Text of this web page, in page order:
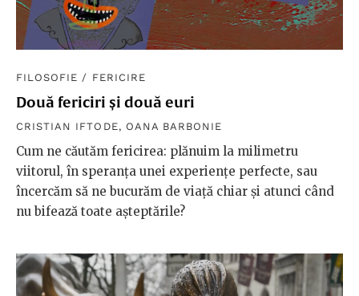
FILOSOFIE / FERICIRE
Două fericiri și două euri
CRISTIAN IFTODE, OANA BARBONIE
Cum ne căutăm fericirea: plănuim la milimetru
viitorul, în speranța unei experiențe perfecte, sau
încercăm să ne bucurăm de viață chiar și atunci când
nu bifează toate așteptările?